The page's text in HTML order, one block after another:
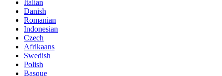
Italian
Danish
Romanian
Indonesian
Czech
Afrikaans
Swedish
Polish
Basque